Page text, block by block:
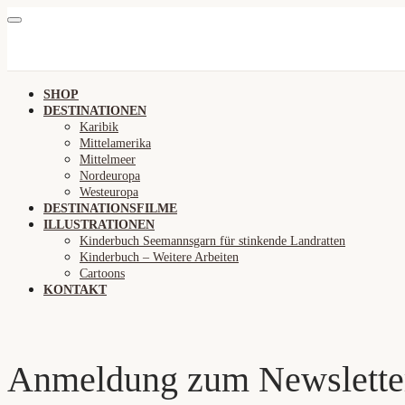
SHOP
DESTINATIONEN
Karibik
Mittelamerika
Mittelmeer
Nordeuropa
Westeuropa
DESTINATIONSFILME
ILLUSTRATIONEN
Kinderbuch Seemannsgarn für stinkende Landratten
Kinderbuch – Weitere Arbeiten
Cartoons
KONTAKT
Anmeldung zum